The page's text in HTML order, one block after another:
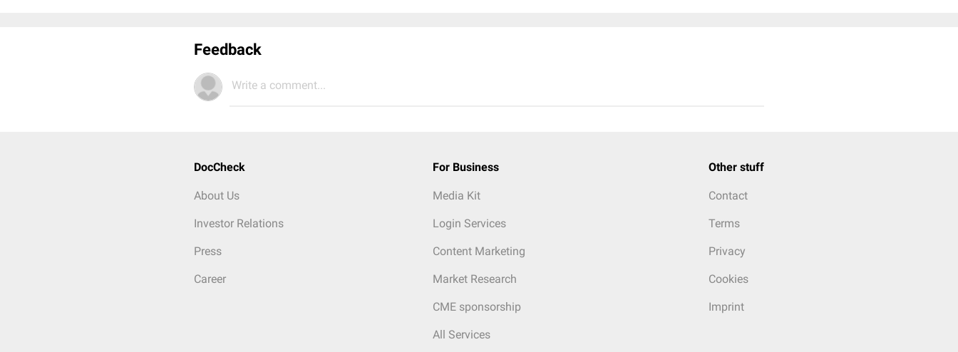
Feedback
Write a comment...
DocCheck
About Us
Investor Relations
Press
Career
For Business
Media Kit
Login Services
Content Marketing
Market Research
CME sponsorship
All Services
Other stuff
Contact
Terms
Privacy
Cookies
Imprint